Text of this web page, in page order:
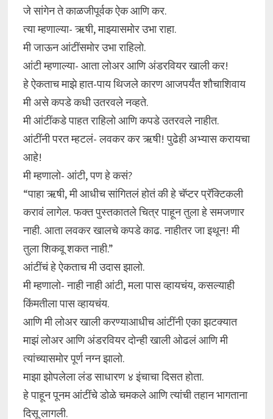
जे सांगेन ते काळजीपूर्वक ऐक आणि कर.
त्या म्हणाल्या- ऋषी, माझ्यासमोर उभा राहा.
मी जाऊन आंटींसमोर उभा राहिलो.
आंटी म्हणाल्या- आता लोअर आणि अंडरवियर खाली कर!
हे ऐकताच माझे हात-पाय थिजले कारण आजपर्यंत शौचाशिवाय
मी असे कपडे कधी उतरवले नव्हते.
मी आंटींकडे पाहत राहिलो आणि कपडे उतरवले नाहीत.
आंटींनी परत म्हटलं- लवकर कर ऋषी! पुढेही अभ्यास करायचा
आहे!
मी म्हणालो- आंटी, पण हे कसं?
“पाहा ऋषी, मी आधीच सांगितलं होतं की हे चॅप्टर प्रॅक्टिकली
करावं लागेल. फक्त पुस्तकातले चित्र पाहून तुला हे समजणार
नाही. आता लवकर खालचे कपडे काढ. नाहीतर जा इथून! मी
तुला शिकवू शकत नाही.”
आंटींचं हे ऐकताच मी उदास झालो.
मी म्हणालो- नाही नाही आंटी, मला पास व्हायचंय, कसल्याही
किंमतीला पास व्हायचंय.
आणि मी लोअर खाली करण्याआधीच आंटींनी एका झटक्यात
माझं लोअर आणि अंडरवियर दोन्ही खाली ओढलं आणि मी
त्यांच्यासमोर पूर्ण नग्न झालो.
माझा झोपलेला लंड साधारण ४ इंचाचा दिसत होता.
हे पाहून पूनम आंटींचे डोळे चमकले आणि त्यांची तहान भागताना
दिसू लागली.